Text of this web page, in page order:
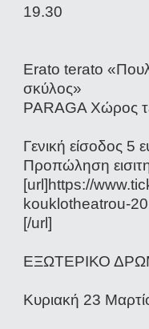
Erato terato
PARAGA Χώρος
Γενική είσοδος 5
Προπώληση
[url]https://
kouklotheatrou-
[/url]
ΕΞΩΤΕΡΙΚΟ
Κυριακή 23